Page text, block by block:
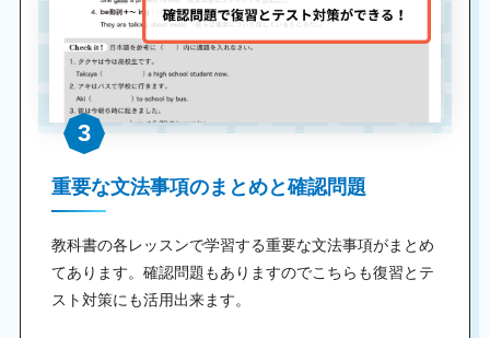
3
重要な文法事項のまとめと確認問題
教科書の各レッスンで学習する重要な文法事項がまとめ
てあります。確認問題もありますのでこちらも復習とテ
スト対策にも活用出来ます。